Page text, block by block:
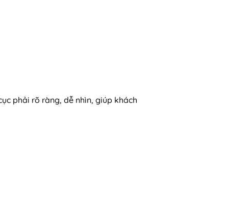
phải rõ ràng, dễ nhìn, giúp khách